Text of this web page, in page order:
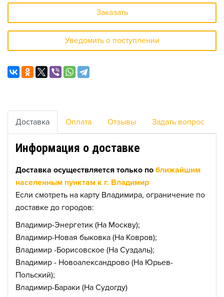
Заказать
Уведомить о поступлении
Доставка Оплата Отзывы Задать вопрос
Информация о доставке
Доставка осуществляется только по ближайшим
населенным пунктам к г. Владимир
Если смотреть на карту Владимира, ограничение по
доставке до городов:
Владимир-Энергетик (На Москву);
Владимир-Новая быковка (На Ковров);
Владимир -Борисовское (На Суздаль);
Владимир - Новоалександрово (На Юрьев-
Польский);
Владимир-Бараки (На Судогду)